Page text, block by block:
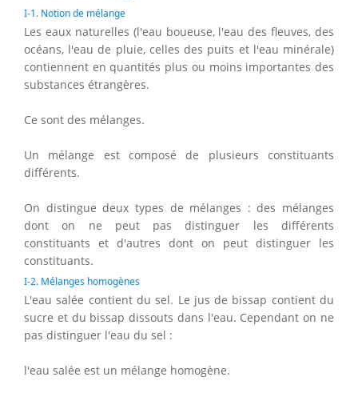
I-1. Notion de mélange
Les eaux naturelles (l'eau boueuse, l'eau des fleuves, des
océans, l'eau de pluie, celles des puits et l'eau minérale)
contiennent en quantités plus ou moins importantes des
substances étrangères.
Ce sont des mélanges.
Un mélange est composé de plusieurs constituants
différents.
On distingue deux types de mélanges : des mélanges
dont on ne peut pas distinguer les différents
constituants et d'autres dont on peut distinguer les
constituants.
I-2. Mélanges homogènes
L'eau salée contient du sel. Le jus de bissap contient du
sucre et du bissap dissouts dans l'eau. Cependant on ne
pas distinguer l'eau du sel :
l'eau salée est un mélange homogène.